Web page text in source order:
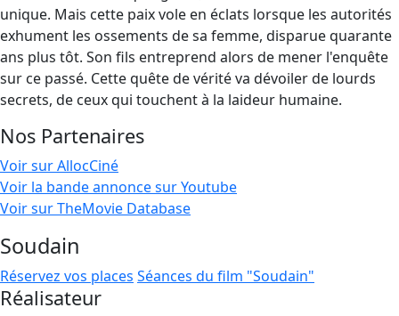
unique. Mais cette paix vole en éclats lorsque les autorités
exhument les ossements de sa femme, disparue quarante
ans plus tôt. Son fils entreprend alors de mener l'enquête
sur ce passé. Cette quête de vérité va dévoiler de lourds
secrets, de ceux qui touchent à la laideur humaine.
Nos Partenaires
Voir sur AllocCiné
Voir la bande annonce sur Youtube
Voir sur TheMovie Database
Soudain
Réservez vos places Séances du film "Soudain"
Réalisateur